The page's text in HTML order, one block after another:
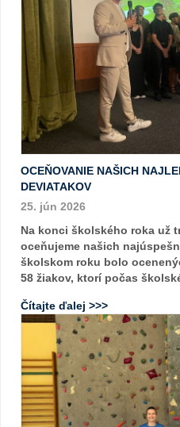
OCEŇOVANIE NAŠICH
DEVIATAKOV
25. jún 2026
Na konci školského roka už
oceňujeme našich
školskom roku bolo
58 žiakov, ktorí počas
Čítajte ďalej >>>